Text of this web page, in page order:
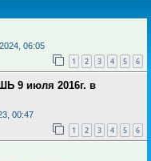
06:05
1 2 3 4 5 6
9 июля 2016г. в
00:47
1 2 3 4 5 6